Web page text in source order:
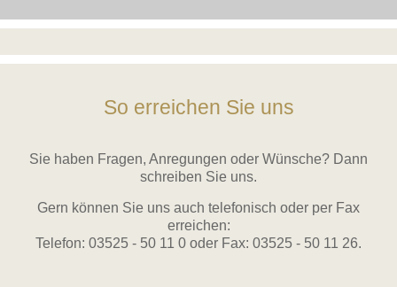
So erreichen Sie uns
Sie haben Fragen, Anregungen oder Wünsche? Dann
schreiben Sie uns.
Gern können Sie uns auch telefonisch oder per Fax
erreichen:
Telefon: 03525 - 50 11 0 oder Fax: 03525 - 50 11 26.